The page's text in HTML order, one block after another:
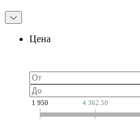
Цена
1 950 4 362.50